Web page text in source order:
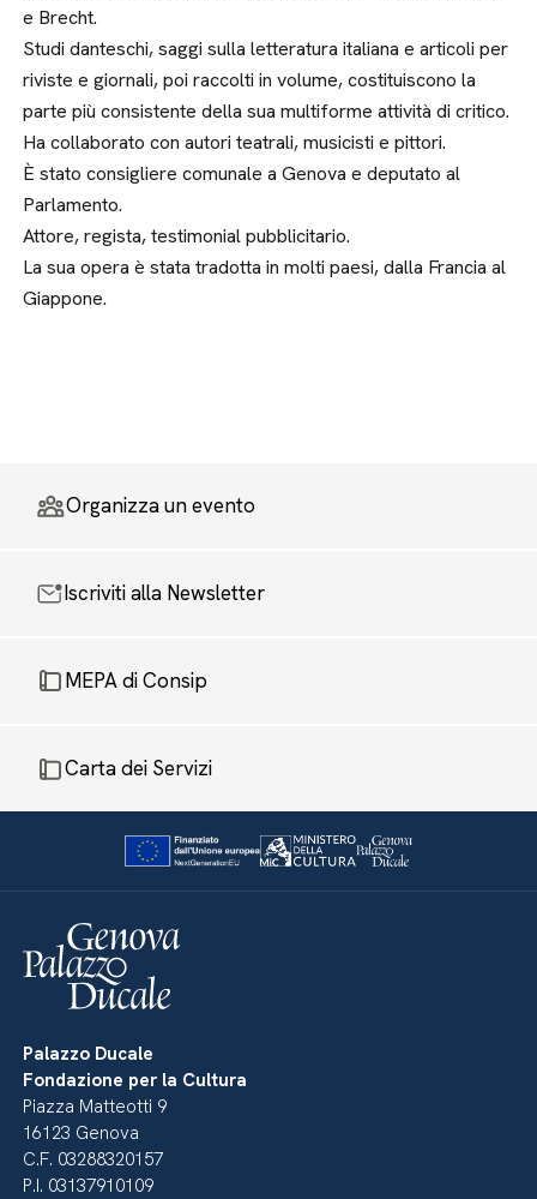
e Brecht.
Studi danteschi, saggi sulla letteratura italiana e articoli per
riviste e giornali, poi raccolti in volume, costituiscono la
parte più consistente della sua multiforme attività di critico.
Ha collaborato con autori teatrali, musicisti e pittori.
È stato consigliere comunale a Genova e deputato al
Parlamento.
Attore, regista, testimonial pubblicitario.
La sua opera è stata tradotta in molti paesi, dalla Francia al
Giappone.
Organizza un evento
Iscriviti alla Newsletter
MEPA di Consip
Carta dei Servizi
Palazzo Ducale
Fondazione per la Cultura
Piazza Matteotti 9
16123 Genova
C.F. 03288320157
P.I. 03137910109